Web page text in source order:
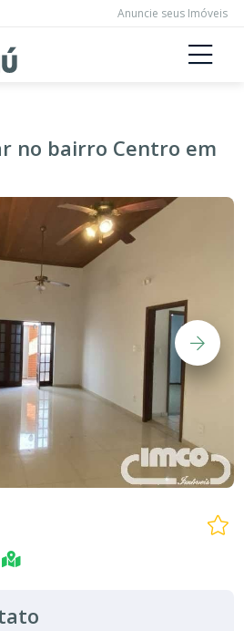
Anuncie seus Imóveis
no bairro Centro em